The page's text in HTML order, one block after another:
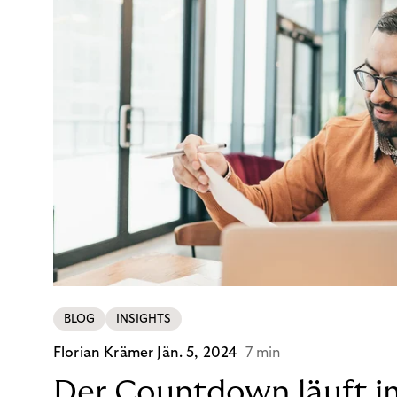
BLOG INSIGHTS
Florian Krämer Jän. 5, 2024 7 min